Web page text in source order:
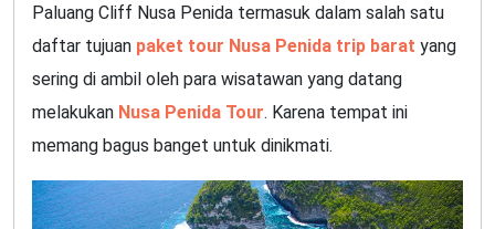
Paluang Cliff Nusa Penida termasuk dalam salah satu
daftar tujuan paket tour Nusa Penida trip barat yang
sering di ambil oleh para wisatawan yang datang
melakukan Nusa Penida Tour. Karena tempat ini
memang bagus banget untuk dinikmati.